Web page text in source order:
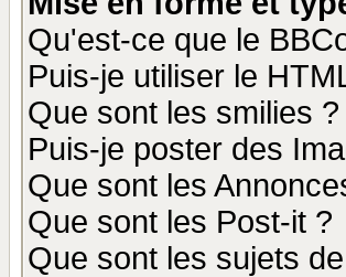
Qu'est-ce que le
Puis-je utiliser le
Que sont les smilies ?
Puis-je poster des
Que sont les
Que sont les Post-it ?
Que sont les sujets